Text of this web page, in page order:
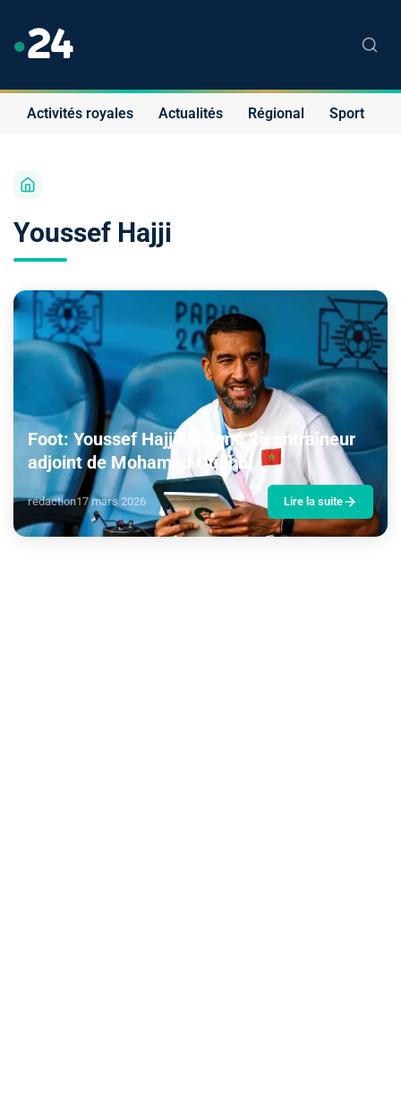
Activités royales Actualités Régional Sport
Youssef Hajji
Foot: Youssef Hajji désigné 2è entraîneur
adjoint de Mohamed Ouahbi
redaction17 mars 2026 Lire la suite